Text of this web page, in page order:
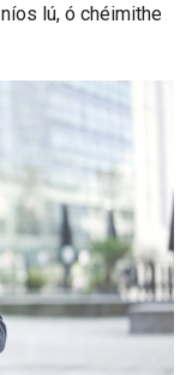
lú, ó chéimithe